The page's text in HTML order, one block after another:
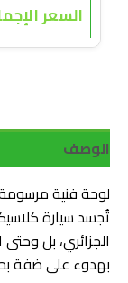
السعر
الوصف
لوحة فنية مرسومة
تُجسد سيارة
الجزائري، بل وحتى
بهدوء على ضفة